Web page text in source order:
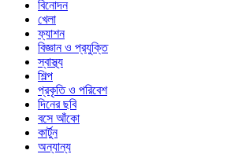
বিনোদন
খেলা
ফ্যাশন
বিজ্ঞান ও প্রযুক্তি
স্বাস্থ্য
শিল্প
প্রকৃতি ও পরিবেশ
দিনের ছবি
বসে আঁকো
কার্টুন
অন্যান্য